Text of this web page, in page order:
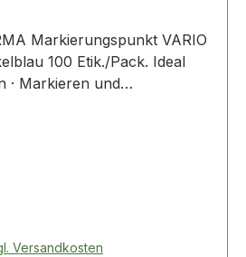
Markierungspunkt VARIO
100 Etik./Pack. Ideal
· Markieren und
Versandkosten